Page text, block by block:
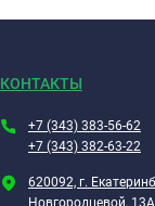
КОНТАКТЫ
+7 (343) 383-56-62
+7 (343) 382-63-22
620092, г.